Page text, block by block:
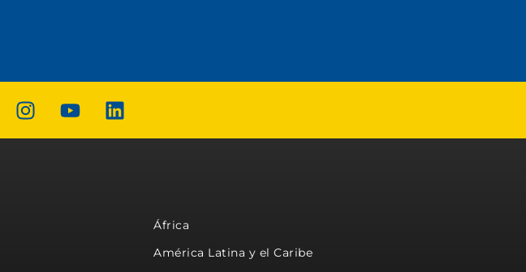
África
América Latina y el Caribe